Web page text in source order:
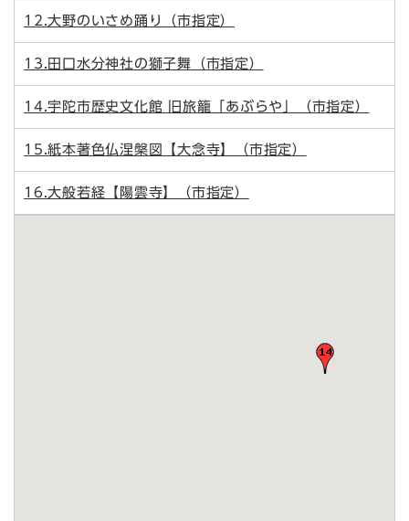
12.大野のいさめ踊り（市指定）
13.田口水分神社の獅子舞（市指定）
14.宇陀市歴史文化館 旧旅籠「あぶらや」（市指定）
15.紙本著色仏涅槃図【大念寺】（市指定）
16.大般若経【陽雲寺】（市指定）